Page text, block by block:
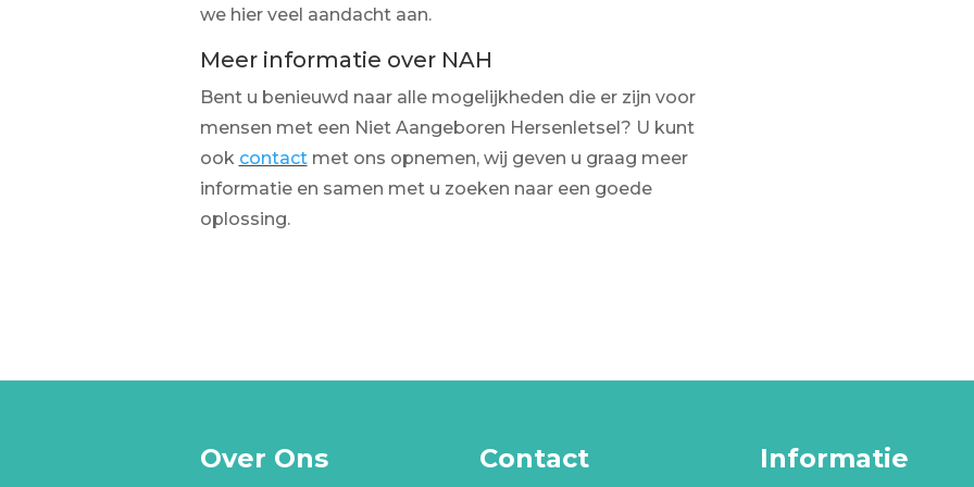
we hier veel aandacht aan.
Meer informatie over NAH
Bent u benieuwd naar alle mogelijkheden die er zijn voor
mensen met een Niet Aangeboren Hersenletsel? U kunt
ook contactmet ons opnemen, wij geven u graag meer
informatie en samen met u zoeken naar een goede
oplossing.
Over Ons Contact Informatie